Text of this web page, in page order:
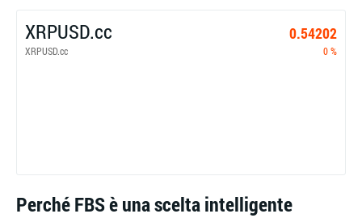
XRPUSD.cc 0.54202
XRPUSD.cc 0 %
Perché FBS è una scelta intelligente